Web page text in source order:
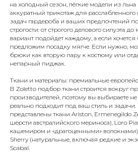
на холодный сезон, лёгкие модели из льна
аккуратный трикотаж для расслабленного
задач гардероба и ваших предпочтений
строгости: от строгого делового силуэта
вариант подойдет каждому, а если
предложим посадку мягче. Если нужно,
брюки как вторую пару к костюму или
непарный пиджак.
Ткани и материалы: премиальные
В Zoletto подбор ткани строится вокруг
производителей, поэтому вы выбираете не
реально подходит под ваш стиль и
представлены ткани Ariston, Ermenegildo
шерсти австралийского мериноса), Loro
кашемиром и «драгоценными»
Sherry (натуральные, включая редкие и
Scabal.